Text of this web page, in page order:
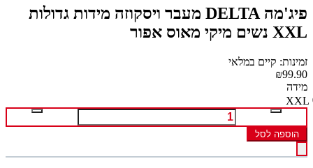
פיג'מה DELTA מעבר ויסקוזה מידות גדולות
XXL נשים מיקי מאוס אפור
זמינות: קיים במלאי
₪99.90
מידה
XXL
הוספה לסל